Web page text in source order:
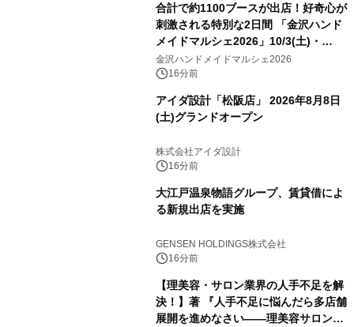
合計で約1100ブースが出店！好奇心が
刺激される特別な2日間 「金沢ハンド
メイドマルシェ2026」10/3(土)・
10/4(日)開催
金沢ハンドメイドマルシェ2026
16分前
アイダ設計「松阪店」 2026年8月8日
(土)グランドオープン
株式会社アイダ設計
16分前
大江戸温泉物語グループ、賃貸借によ
る新規出店を実施
GENSEN HOLDINGS株式会社
16分前
【理美容・サロン業界の人手不足を解
決！】著 『人手不足に悩んだら多店舗
展開を進めなさい――理美容サロン